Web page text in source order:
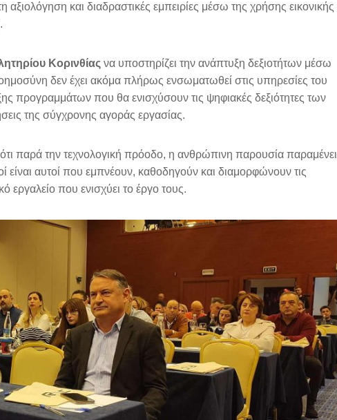
και διαδραστικές εμπειρίες μέσω της χρήσης εικονικής
Κορινθίας να υποστηρίζει την ανάπτυξη δεξιοτήτων μέσω
δεν έχει ακόμα πλήρως ενσωματωθεί στις υπηρεσίες του
προγραμμάτων που θα ενισχύσουν τις ψηφιακές δεξιότητες των
της σύγχρονης αγοράς εργασίας.
παρά την τεχνολογική πρόοδο, η ανθρώπινη παρουσία παραμένει
είναι αυτοί που εμπνέουν, καθοδηγούν και διαμορφώνουν τις
εργαλείο που ενισχύει το έργο τους.